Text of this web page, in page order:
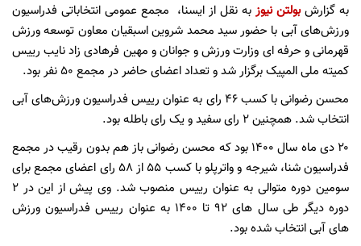
به گزارشبولتن نیوز به نقل از ایسنا، مجمع عمومی انتخاباتی فدراسیون
ورزش‌های آبی با حضور سید محمد شروین اسبقیان معاون توسعه ورزش
قهرمانی و حرفه ای وزارت ورزش و جوانان و مهین فرهادی زاد نایب رییس
کمیته ملی المپیک برگزار شد و تعداد اعضای حاضر در مجمع ۵۰ نفر بود.
محسن رضوانی با کسب ۴۶ رای به عنوان رییس فدراسیون ورزش‌های آبی
انتخاب شد. همچنین ۲ رای سفید و یک رای باطله بود.
۲۰ دی ماه سال ۱۴۰۰ بود که محسن رضوانی باز هم بدون رقیب در مجمع
فدراسیون شنا، شیرجه و واترپلو با کسب ۵۵ از ۵۸ رای اعضای مجمع برای
سومین دوره متوالی به عنوان رییس منصوب شد. وی پیش از این در ۲
دوره دیگر طی سال های ۹۲ تا ۱۴۰۰ به عنوان رییس فدراسیون ورزش
های آبی انتخاب شده بود.